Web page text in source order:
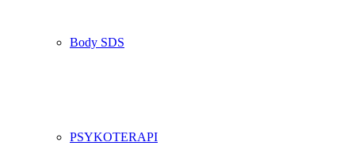
Body SDS
PSYKOTERAPI
En behandling starter med en indledende samtale, hvor